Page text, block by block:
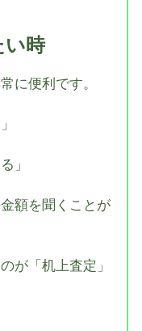
い時
に便利です。
」
額を聞くことが
が「机上査定」